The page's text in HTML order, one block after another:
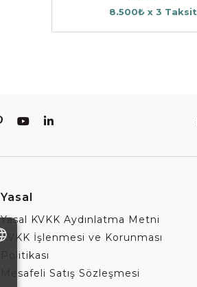
8.500₺ x 3 Taksit
Yasal
Yasal KVKK Aydınlatma Metni
KVKK İşlenmesi ve Korunması
Politikası
Mesafeli Satış Sözleşmesi